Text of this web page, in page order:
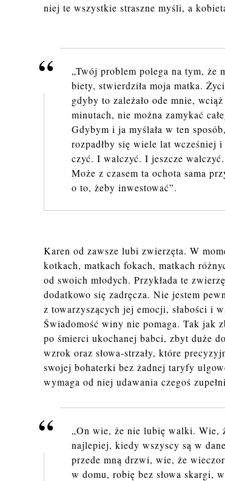
niej te wszystkie straszne myśli, a
„Twój pro­blem po­le­ga na tym, że
bie­ty, stwier­dzi­ła moja matka.
gdyby to za­le­ża­ło ode mnie,
mi­nu­tach, nie można za­my­kać
Gdy­bym i ja my­śla­ła w ten
roz­padł­by się wiele lat wcze­śniej
czyć. I wal­czyć. I jesz­cze
Może z cza­sem ta ocho­ta sama
o to, żeby in­we­sto­wać”.
Karen od zawsze lubi zwierzęta. W
kotkach, matkach fokach, matkach
od swoich młodych. Przykłada te
dodatkowo się zadręcza. Nie jestem
z towarzyszących jej emocji, słabości i
Świadomość winy nie pomaga. Tak jak
po śmierci ukochanej babci, zbyt duże
wzrok oraz słowa-strzały, które
swojej bohaterki bez żadnej taryfy
wymaga od niej udawania czegoś
„On wie, że nie lubię walki. Wie,
naj­le­piej, kiedy wszy­scy są w
przede mną drzwi, wie, że
w domu, robię bez słowa skar­gi,